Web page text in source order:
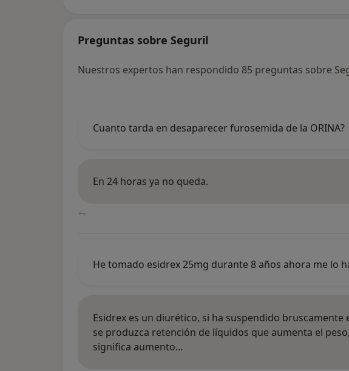
Preguntas sobre Seguril
Nuestros expertos han respondido 85 preguntas sobre
Cuanto tarda en desaparecer furosemida de la ORINA?
En 24 horas ya no queda.
He tomado esidrex 25mg durante 8 años ahora me lo
Esidrex es un diurético, si ha suspendido
se produzca retención de líquidos que aumenta el
significa aumento…